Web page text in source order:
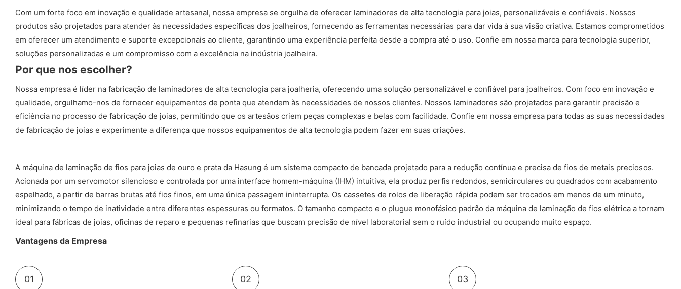
Com um forte foco em inovação e qualidade artesanal, nossa empresa se orgulha de oferecer laminadores de alta tecnologia para joias, personalizáveis ​​e confiáveis. Nossos
produtos são projetados para atender às necessidades específicas dos joalheiros, fornecendo as ferramentas necessárias para dar vida à sua visão criativa. Estamos comprometidos
em oferecer um atendimento e suporte excepcionais ao cliente, garantindo uma experiência perfeita desde a compra até o uso. Confie em nossa marca para tecnologia superior,
soluções personalizadas e um compromisso com a excelência na indústria joalheira.
Por que nos escolher?
Nossa empresa é líder na fabricação de laminadores de alta tecnologia para joalheria, oferecendo uma solução personalizável e confiável para joalheiros. Com foco em inovação e
qualidade, orgulhamo-nos de fornecer equipamentos de ponta que atendem às necessidades de nossos clientes. Nossos laminadores são projetados para garantir precisão e
eficiência no processo de fabricação de joias, permitindo que os artesãos criem peças complexas e belas com facilidade. Confie em nossa empresa para todas as suas necessidades
de fabricação de joias e experimente a diferença que nossos equipamentos de alta tecnologia podem fazer em suas criações.
A máquina de laminação de fios para joias de ouro e prata da Hasung é um sistema compacto de bancada projetado para a redução contínua e precisa de fios de metais preciosos.
Acionada por um servomotor silencioso e controlada por uma interface homem-máquina (IHM) intuitiva, ela produz perfis redondos, semicirculares ou quadrados com acabamento
espelhado, a partir de barras brutas até fios finos, em uma única passagem ininterrupta. Os cassetes de rolos de liberação rápida podem ser trocados em menos de um minuto,
minimizando o tempo de inatividade entre diferentes espessuras ou formatos. O tamanho compacto e o plugue monofásico padrão da máquina de laminação de fios elétrica a tornam
ideal para fábricas de joias, oficinas de reparo e pequenas refinarias que buscam precisão de nível laboratorial sem o ruído industrial ou ocupando muito espaço.
Vantagens da Empresa
01 02 03